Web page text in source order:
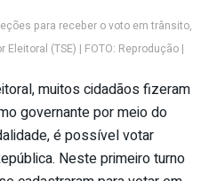
para receber o voto em trânsito,
(TSE) | FOTO: Reprodução |
muitos cidadãos fizeram
governante por meio do
é possível votar
Neste primeiro turno